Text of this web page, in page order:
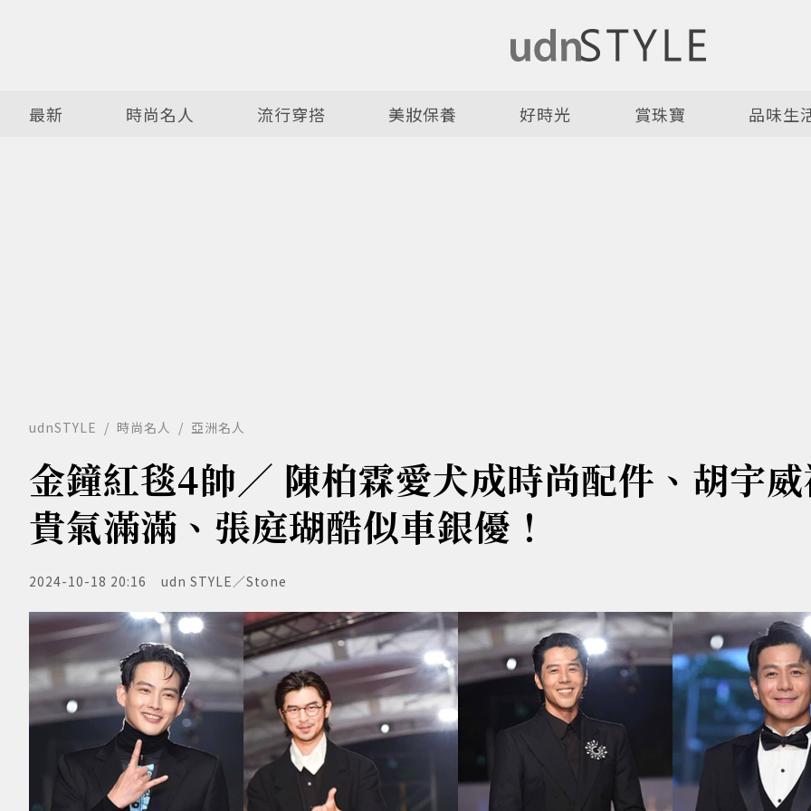
最新 時尚名人 流行穿搭 美妝保養 好時光 賞珠寶 品味生
udnSTYLE 時尚名人 亞洲名人
金鐘紅毯4帥／ 陳柏霖愛犬成時尚配件、胡宇
貴氣滿滿、張庭瑚酷似車銀優！
2024-10-18 20:16 udn STYLE／Stone